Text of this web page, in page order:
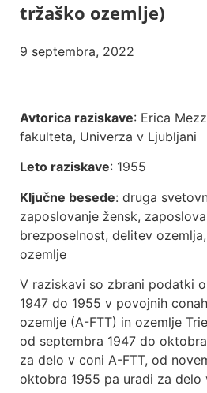
tržaško ozemlje)
9 septembra, 2022
Avtorica raziskave: Erica
fakulteta, Univerza v Ljubljani
Leto raziskave: 1955
Ključne besede: druga
zaposlovanje žensk,
brezposelnost, delitev
ozemlje
V raziskavi so zbrani podatki
1947 do 1955 v povojnih
ozemlje (A-FTT) in ozemlje
od septembra 1947 do
za delo v coni A-FTT, od
oktobra 1955 pa uradi za delo